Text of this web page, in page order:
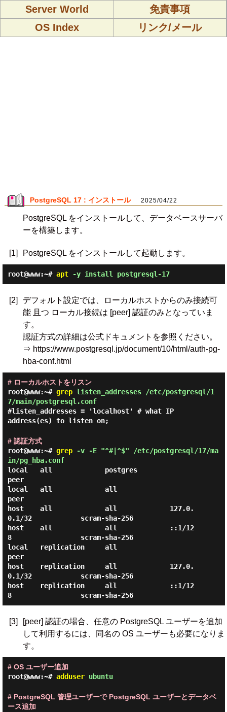
Server World
免責事項
OS Index
リンク/メール
PostgreSQL 17 : インストール 2025/04/22
PostgreSQL をインストールして、データベースサーバ
ーを構築します。
[1] PostgreSQL をインストールして起動します。
root@www:~# apt-y install postgresql-17
[2]
デフォルト設定では、ローカルホストからのみ接続可
能 且つ ローカル接続は [peer] 認証のみとなっていま
す。
認証方式の詳細は公式ドキュメントを参照ください。
⇒ https://www.postgresql.jp/document/10/html/auth-pg-
hba-conf.html
# ローカルホストをリスン
root@www:~# greplisten_addresses /etc/postgresql/1
7/main/postgresql.conf
#listen_addresses = 'localhost' # what IP
address(es) to listen on;
# 認証方式
root@www:~# grep-v -E "^#|^$" /etc/postgresql/17/ma
in/pg_hba.conf
local   all             postgres
peer
local   all             all
peer
host    all             all             127.0.
0.1/32            scram-sha-256
host    all             all             ::1/12
8                 scram-sha-256
local   replication     all
peer
host    replication     all             127.0.
0.1/32            scram-sha-256
host    replication     all             ::1/12
8                 scram-sha-256
[3]
[peer] 認証の場合、任意の PostgreSQL ユーザーを追加
して利用するには、同名の OS ユーザーも必要になりま
す。
# OS ユーザー追加
root@www:~# adduserubuntu
# PostgreSQL 管理ユーザーで PostgreSQL ユーザーとデータベ
ース追加